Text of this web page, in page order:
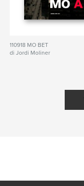
110918 MO BET
di Jordi Moliner